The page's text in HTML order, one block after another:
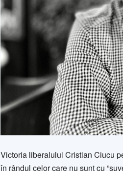
Victoria liberalului Cristian Ciucu
în rândul celor care nu sunt cu